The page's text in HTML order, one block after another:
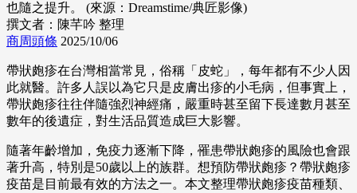
也隨之提升。 (來源：Dreamstime/典匠影像)
撰文者：陳芊吟 整理
商周頭條 2025/10/06
帶狀皰疹在台灣相當常見，俗稱「皮蛇」，每年都有不少人因
此就醫。許多人誤以為它只是皮膚出疹的小毛病，但事實上，
帶狀皰疹往往伴隨強烈神經痛，嚴重時甚至留下長達數月甚至
數年的後遺症，對生活品質造成巨大影響。
隨著年齡增加，免疫力逐漸下降，罹患帶狀皰疹的風險也會跟
著升高，特別是50歲以上的族群。想預防帶狀皰疹？帶狀皰疹
疫苗是目前最有效的方法之一。本文整理帶狀皰疹疫苗種類、